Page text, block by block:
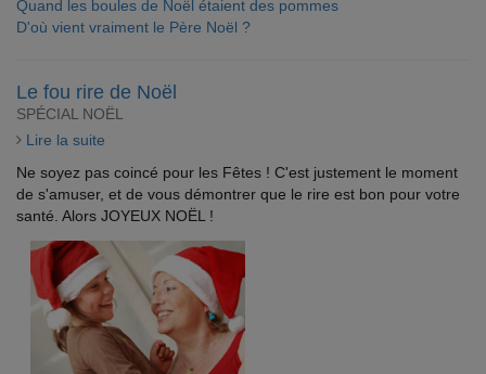
Quand les boules de Noël étaient des pommes
D'où vient vraiment le Père Noël ?
Le fou rire de Noël
SPÉCIAL NOËL
Lire la suite
Ne soyez pas coincé pour les Fêtes ! C'est justement le moment
de s'amuser, et de vous démontrer que le rire est bon pour votre
santé. Alors JOYEUX NOËL !